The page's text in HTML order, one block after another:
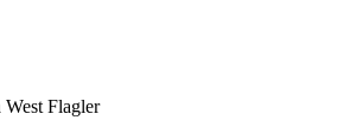
West Flagler